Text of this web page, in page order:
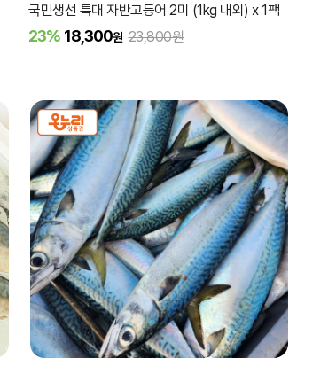
국민생선 특대 자반고등어 2미 (1kg 내외) x 1팩
23% 18,300원 23,800원